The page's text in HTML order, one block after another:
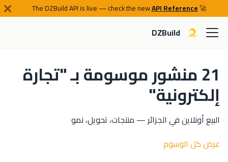
🚀 The DZBuild API is live — check the new
API Reference
DZBuild
21 منشور موسومة بـ "تجارة
إلكترونية"
البيع أونلاين في الجزائر — منتجات، تحويل، نمو
عرض كل الوسوم